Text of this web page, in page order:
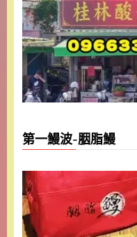
第一鰻波-胭脂鰻